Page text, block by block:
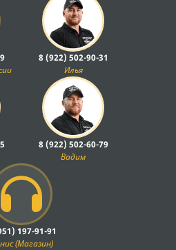
8 (922) 502-90-31
Илья
8 (922) 502-60-79
Вадим
197-91-91
(Магазин)